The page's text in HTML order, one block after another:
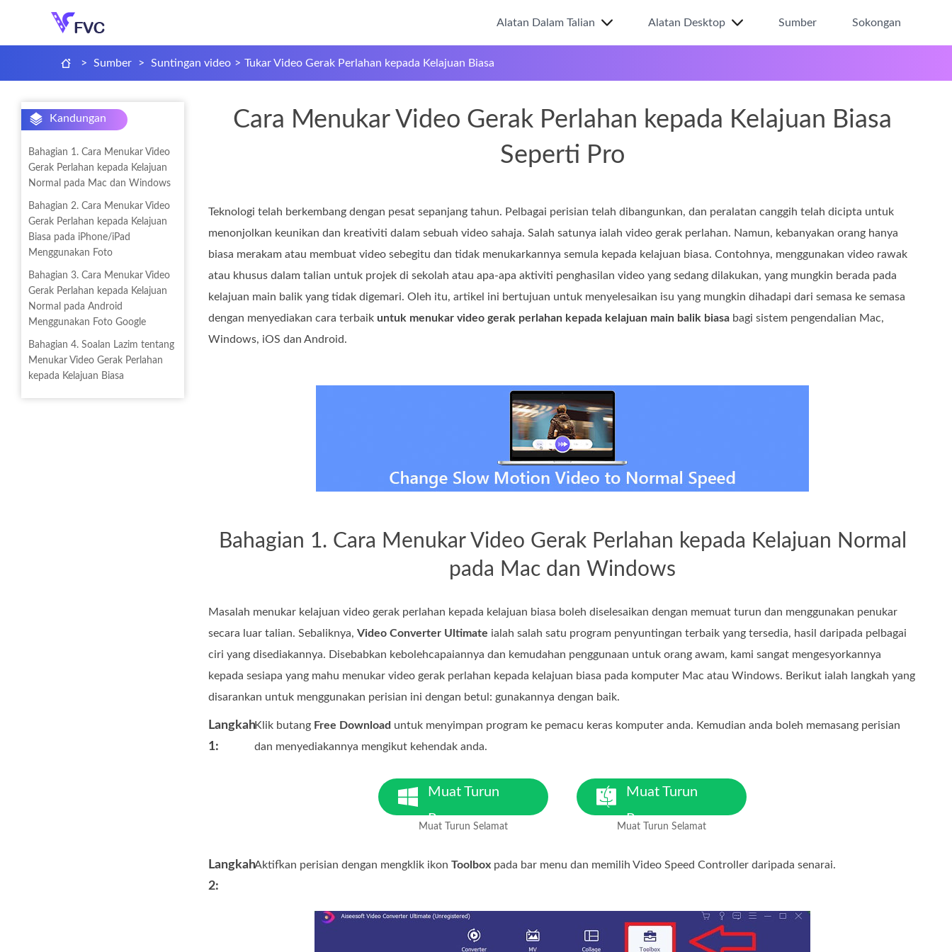
Alatan Dalam Talian Alatan Desktop Sumber Sokongan
> Sumber > Suntingan video > Tukar Video Gerak Perlahan kepada Kelajuan Biasa
Kandungan
Bahagian 1. Cara Menukar Video
Gerak Perlahan kepada Kelajuan
Normal pada Mac dan Windows
Bahagian 2. Cara Menukar Video
Gerak Perlahan kepada Kelajuan
Biasa pada iPhone/iPad
Menggunakan Foto
Bahagian 3. Cara Menukar Video
Gerak Perlahan kepada Kelajuan
Normal pada Android
Menggunakan Foto Google
Bahagian 4. Soalan Lazim tentang
Menukar Video Gerak Perlahan
kepada Kelajuan Biasa
Cara Menukar Video Gerak Perlahan kepada Kelajuan Biasa
Seperti Pro
Teknologi telah berkembang dengan pesat sepanjang tahun. Pelbagai perisian telah dibangunkan, dan peralatan canggih telah dicipta untuk
menonjolkan keunikan dan kreativiti dalam sebuah video sahaja. Salah satunya ialah video gerak perlahan. Namun, kebanyakan orang hanya
biasa merakam atau membuat video sebegitu dan tidak menukarkannya semula kepada kelajuan biasa. Contohnya, menggunakan video rawak
atau khusus dalam talian untuk projek di sekolah atau apa-apa aktiviti penghasilan video yang sedang dilakukan, yang mungkin berada pada
kelajuan main balik yang tidak digemari. Oleh itu, artikel ini bertujuan untuk menyelesaikan isu yang mungkin dihadapi dari semasa ke semasa
dengan menyediakan cara terbaik untuk menukar video gerak perlahan kepada kelajuan main balik biasa bagi sistem pengendalian Mac,
Windows, iOS dan Android.
Bahagian 1. Cara Menukar Video Gerak Perlahan kepada Kelajuan Normal
pada Mac dan Windows
Masalah menukar kelajuan video gerak perlahan kepada kelajuan biasa boleh diselesaikan dengan memuat turun dan menggunakan penukar
secara luar talian. Sebaliknya, Video Converter Ultimate ialah salah satu program penyuntingan terbaik yang tersedia, hasil daripada pelbagai
ciri yang disediakannya. Disebabkan kebolehcapaiannya dan kemudahan penggunaan untuk orang awam, kami sangat mengesyorkannya
kepada sesiapa yang mahu menukar video gerak perlahan kepada kelajuan biasa pada komputer Mac atau Windows. Berikut ialah langkah yang
disarankan untuk menggunakan perisian ini dengan betul: gunakannya dengan baik.
Langkah
1:
Klik butang Free Download untuk menyimpan program ke pemacu keras komputer anda. Kemudian anda boleh memasang perisian
dan menyediakannya mengikut kehendak anda.
Muat Turun
Percuma
Muat Turun Selamat
Muat Turun
Percuma
Muat Turun Selamat
Langkah
2:
Aktifkan perisian dengan mengklik ikon Toolbox pada bar menu dan memilih Video Speed Controller daripada senarai.